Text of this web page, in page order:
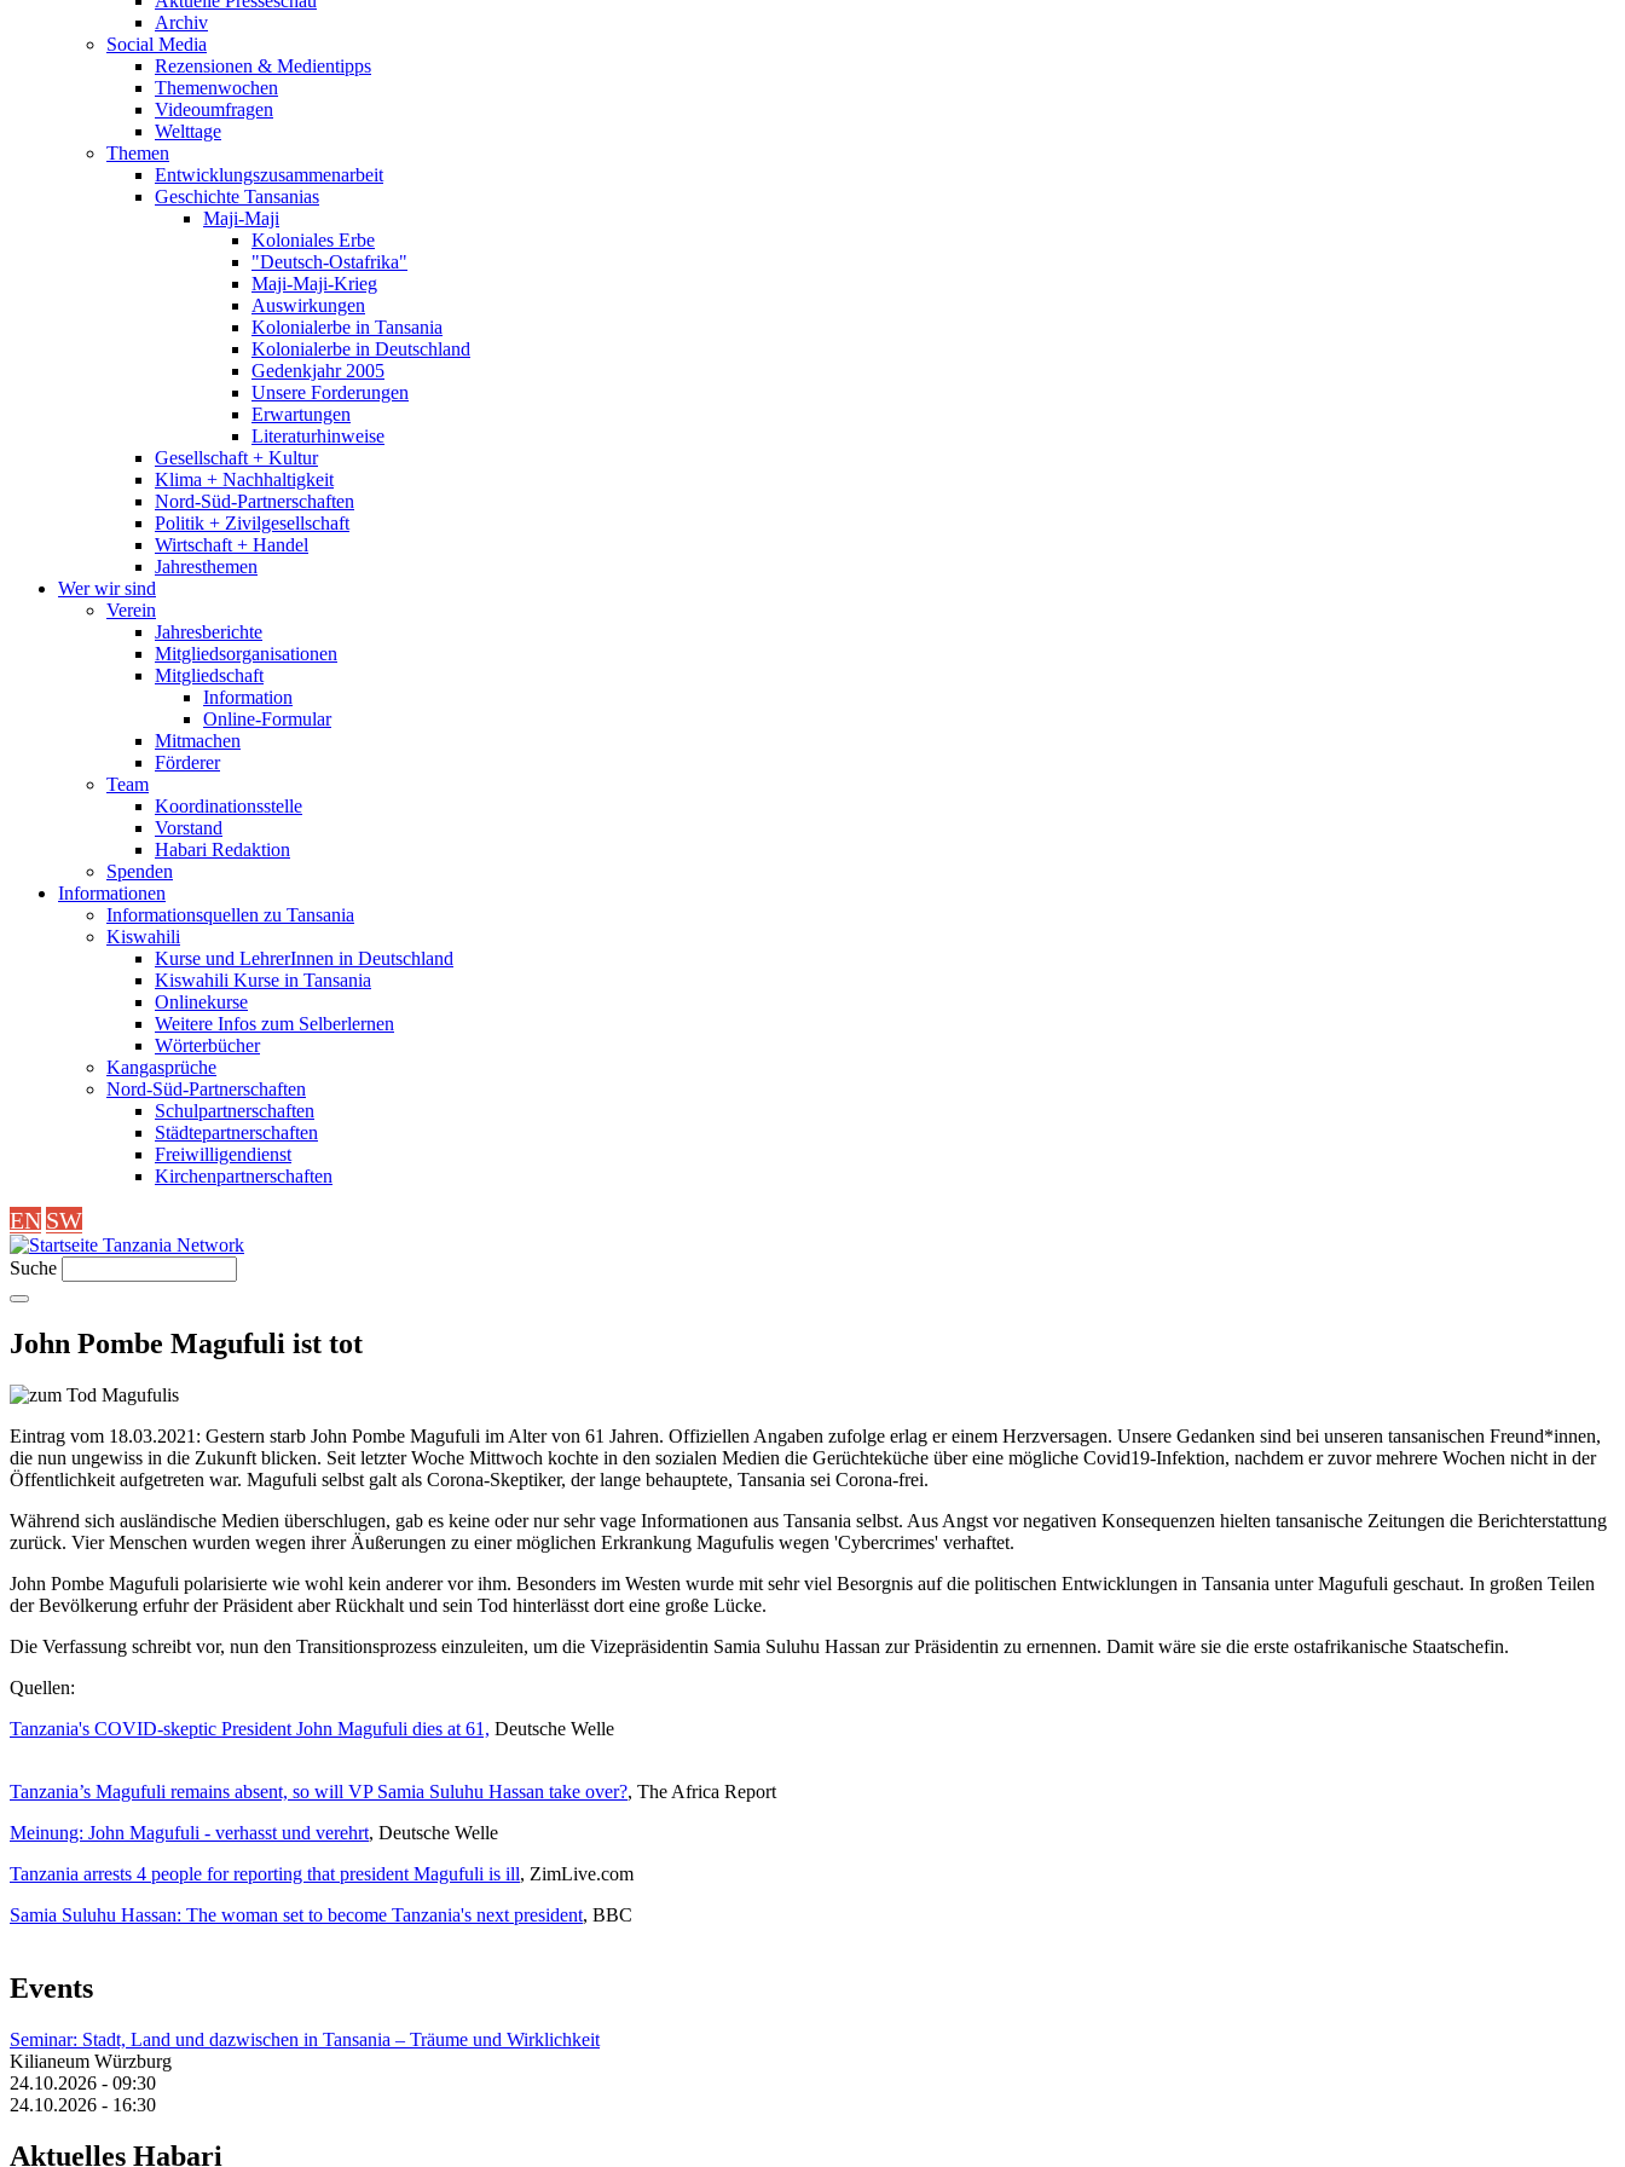
Archiv
Social Media
Rezensionen & Medientipps
Themenwochen
Videoumfragen
Welttage
Themen
Entwicklungszusammenarbeit
Geschichte Tansanias
Maji-Maji
Koloniales Erbe
"Deutsch-Ostafrika"
Maji-Maji-Krieg
Auswirkungen
Kolonialerbe in Tansania
Kolonialerbe in Deutschland
Gedenkjahr 2005
Unsere Forderungen
Erwartungen
Literaturhinweise
Gesellschaft + Kultur
Klima + Nachhaltigkeit
Nord-Süd-Partnerschaften
Politik + Zivilgesellschaft
Wirtschaft + Handel
Jahresthemen
Wer wir sind
Verein
Jahresberichte
Mitgliedsorganisationen
Mitgliedschaft
Information
Online-Formular
Mitmachen
Förderer
Team
Koordinationsstelle
Vorstand
Habari Redaktion
Spenden
Informationen
Informationsquellen zu Tansania
Kiswahili
Kurse und LehrerInnen in Deutschland
Kiswahili Kurse in Tansania
Onlinekurse
Weitere Infos zum Selberlernen
Wörterbücher
Kangasprüche
Nord-Süd-Partnerschaften
Schulpartnerschaften
Städtepartnerschaften
Freiwilligendienst
Kirchenpartnerschaften
EN SW
Tanzania Network
Suche
John Pombe Magufuli ist tot
Eintrag vom 18.03.2021: Gestern starb John Pombe Magufuli im Alter von 61 Jahren. Offiziellen Angaben zufolge erlag er einem Herzversagen. Unsere Gedanken sind bei unseren tansanischen Freund*innen,
die nun ungewiss in die Zukunft blicken. Seit letzter Woche Mittwoch kochte in den sozialen Medien die Gerüchteküche über eine mögliche Covid19-Infektion, nachdem er zuvor mehrere Wochen nicht in der
Öffentlichkeit aufgetreten war. Magufuli selbst galt als Corona-Skeptiker, der lange behauptete, Tansania sei Corona-frei.
Während sich ausländische Medien überschlugen, gab es keine oder nur sehr vage Informationen aus Tansania selbst. Aus Angst vor negativen Konsequenzen hielten tansanische Zeitungen die Berichterstattung
zurück. Vier Menschen wurden wegen ihrer Äußerungen zu einer möglichen Erkrankung Magufulis wegen 'Cybercrimes' verhaftet.
John Pombe Magufuli polarisierte wie wohl kein anderer vor ihm. Besonders im Westen wurde mit sehr viel Besorgnis auf die politischen Entwicklungen in Tansania unter Magufuli geschaut. In großen Teilen
der Bevölkerung erfuhr der Präsident aber Rückhalt und sein Tod hinterlässt dort eine große Lücke.
Die Verfassung schreibt vor, nun den Transitionsprozess einzuleiten, um die Vizepräsidentin Samia Suluhu Hassan zur Präsidentin zu ernennen. Damit wäre sie die erste ostafrikanische Staatschefin.
Quellen:
Tanzania's COVID-skeptic President John Magufuli dies at 61, Deutsche Welle
Tanzania’s Magufuli remains absent, so will VP Samia Suluhu Hassan take over?, The Africa Report
Meinung: John Magufuli - verhasst und verehrt, Deutsche Welle
Tanzania arrests 4 people for reporting that president Magufuli is ill, ZimLive.com
Samia Suluhu Hassan: The woman set to become Tanzania's next president, BBC
Events
Seminar: Stadt, Land und dazwischen in Tansania – Träume und Wirklichkeit
Kilianeum Würzburg
24.10.2026 - 09:30
24.10.2026 - 16:30
Aktuelles Habari